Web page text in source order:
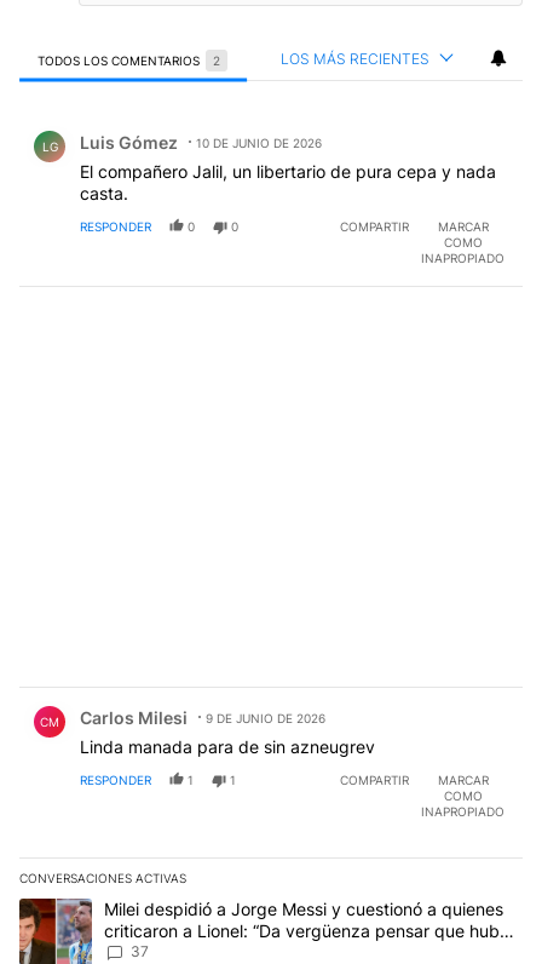
TODOS LOS COMENTARIOS 2 LOS MÁS RECIENTES
LG Luis Gómez 10 DE JUNIO DE 2026
El compañero Jalil, un libertario de pura cepa y nada
casta.
RESPONDER 0 0 COMPARTIR
MARCAR
COMO
INAPROPIADO
CM Carlos Milesi 9 DE JUNIO DE 2026
Linda manada para de sin azneugrev
RESPONDER 1 1 COMPARTIR
MARCAR
COMO
INAPROPIADO
CONVERSACIONES ACTIVAS
Este listado muestra los artículos con más comentarios en los
Un artículo de tendencia con el título "Milei despidió a Jorge
Milei despidió a Jorge Messi y cuestionó a quienes
criticaron a Lionel: “Da vergüenza pensar que hubo
anti-Messi”
37